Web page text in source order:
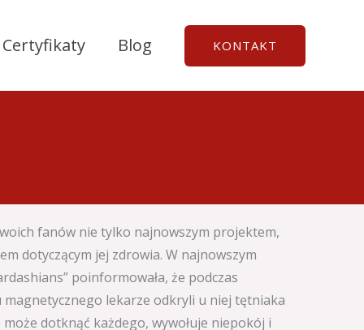
Certyfikaty Blog KONTAKT
fanów nie tylko najnowszym projektem,
dotyczącym jej zdrowia. W najnowszym
poinformowała, że podczas
lekarze odkryli u niej tętniaka
dotknąć każdego, wywołuje niepokój i